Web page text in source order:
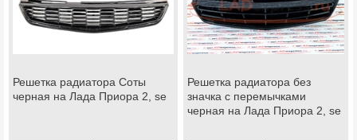
Решетка радиатора Соты
черная на Лада Приора 2, se
Решетка радиатора без
значка с перемычками
черная на Лада Приора 2, se